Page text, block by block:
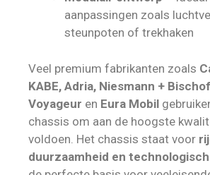
aanpassingen zoals
steunpoten of trekhaken
Veel premium fabrikanten zoals
KABE, Adria, Niesmann +
Voyageur en Eura Mobil
chassis om aan de hoogste
voldoen. Het chassis staat voor
duurzaamheid en